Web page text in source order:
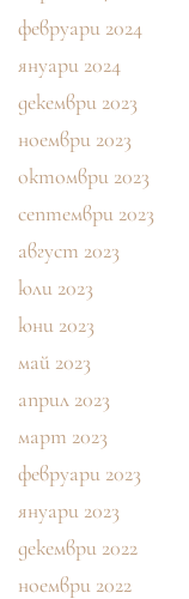
февруари 2024
януари 2024
декември 2023
ноември 2023
октомври 2023
септември 2023
август 2023
юли 2023
юни 2023
май 2023
април 2023
март 2023
февруари 2023
януари 2023
декември 2022
ноември 2022